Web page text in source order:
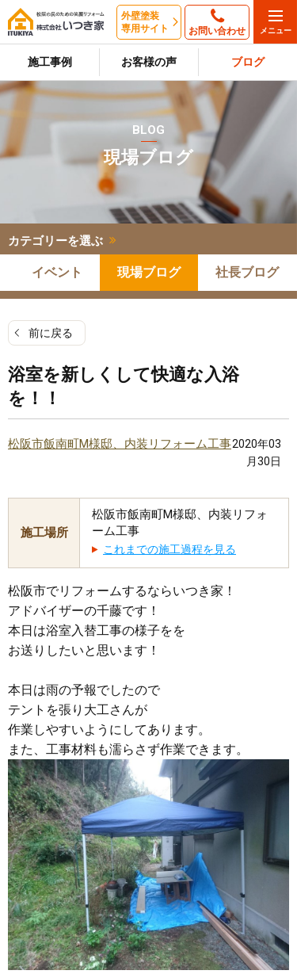
外壁塗装
専用サイト
お問い合わせ
施工事例 お客様の声 ブログ
BLOG
現場ブログ
カテゴリーを選ぶ
イベント 現場ブログ 社長ブログ
前に戻る
浴室を新しくして快適な入浴
を！！
松阪市飯南町M様邸、内装リフォーム工事2020年03
月30日
施工場所
松阪市飯南町M様邸、内装リフォ
ーム工事
これまでの施工過程を見る
松阪市でリフォームするならいつき家！
アドバイザーの千藤です！
本日は浴室入替工事の様子をを
お送りしたいと思います！
本日は雨の予報でしたので
テントを張り大工さんが
作業しやすいようにしてあります。
また、工事材料も濡らさず作業できます。